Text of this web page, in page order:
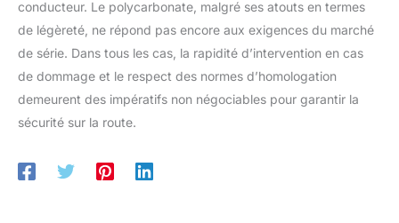
conducteur. Le polycarbonate, malgré ses atouts en termes
de légèreté, ne répond pas encore aux exigences du marché
de série. Dans tous les cas, la rapidité d’intervention en cas
de dommage et le respect des normes d’homologation
demeurent des impératifs non négociables pour garantir la
sécurité sur la route.